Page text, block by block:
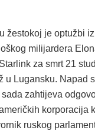
žestokoj je optužbi
milijardera
za smrt 21
u Lugansku. Napad
zahtijeva
korporacija
ruskog